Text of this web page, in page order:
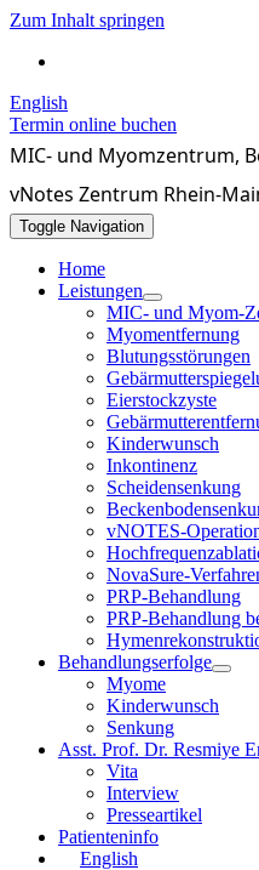
Zum Inhalt springen
English
Termin online buchen
MIC- und Myomzentrum,
vNotes Zentrum Rhein-
Toggle Navigation
Home
Leistungen
MIC- und Myom-
Myomentfernung
Blutungsstörungen
Eierstockzyste
Kinderwunsch
Inkontinenz
Scheidensenkung
vNOTES-
NovaSure-
PRP-Behandlung
PRP-Behandlung
Behandlungserfolge
Myome
Kinderwunsch
Senkung
Asst. Prof. Dr. Resmiye
Vita
Interview
Presseartikel
Patienteninfo
English